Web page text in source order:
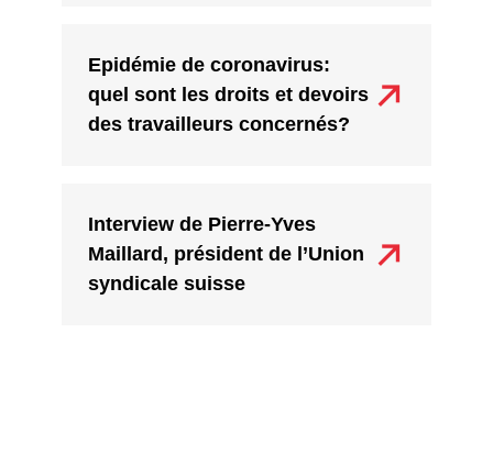
Epidémie de coronavirus:
quel sont les droits et devoirs
des travailleurs concernés?
Interview de Pierre-Yves
Maillard, président de l’Union
syndicale suisse